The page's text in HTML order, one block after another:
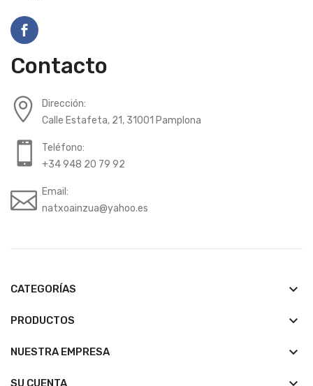
Contacto
Dirección:
Calle Estafeta, 21, 31001 Pamplona
Teléfono:
+34 948 20 79 92
Email:
natxoainzua@yahoo.es
CATEGORÍAS keyboard_arrow_down
PRODUCTOS keyboard_arrow_down
NUESTRA EMPRESA keyboard_arrow_down
SU CUENTA